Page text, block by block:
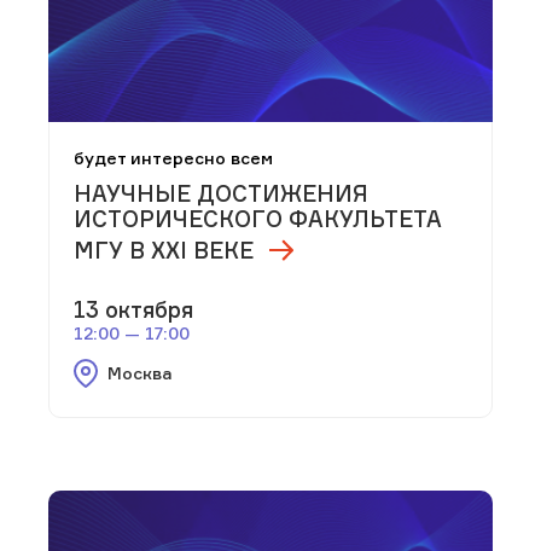
будет интересно всем
НАУЧНЫЕ ДОСТИЖЕНИЯ
ИСТОРИЧЕСКОГО ФАКУЛЬТЕТА
МГУ В XXI ВЕКЕ
13 октября
12:00 — 17:00
Москва